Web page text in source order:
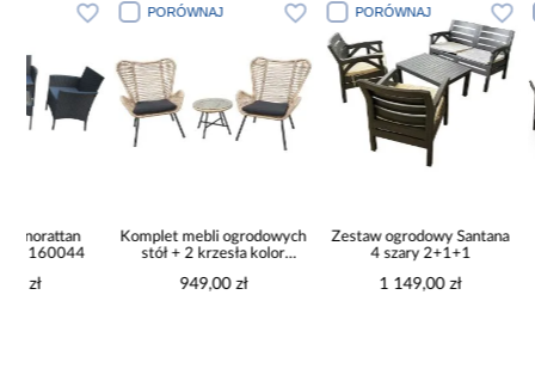
PORÓWNAJ
Komplet mebli ogrodowych
stół + 2 krzesła kolor
PORÓWNAJ
Zestaw ogrodowy Santana
4 szary 2+1+1
Zestaw